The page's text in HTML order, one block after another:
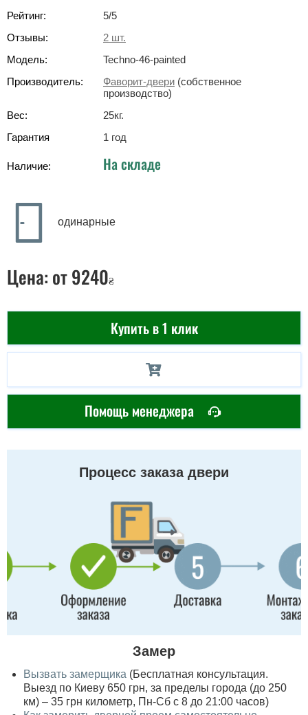
Рейтинг:
5/5
Отзывы:
2 шт.
Модель:
Techno-46-painted
Производитель:
Фаворит-двери (собственное
производство)
Вес:
25кг.
Гарантия
1 год
Наличие: На складе
одинарные
Цена: от 9240₴
Купить в 1 клик
Помощь менеджера
Процесс заказа двери
Замер
Вызвать замерщика (Бесплатная консультация.
Выезд по Киеву 650 грн, за пределы города (до 250
км) – 35 грн километр, Пн-Сб с 8 до 21:00 часов)